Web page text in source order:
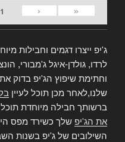
«
‹
1
ג'יפ ייצרו דגמים וחבילות
לרדו, גולדן-איגל ג'מבורי,
וחתימת שיפוץ הג'יפ בדוק
שלנו,לאחר מכן תוכל לעיין
ברשותך חבילה מיוחדת
את הג'יפ שלך כשירד מפס
השילובים של ג'יפ בשנות